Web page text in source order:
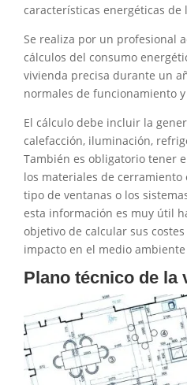
características energéticas de
Se realiza por un profesional
cálculos del consumo
vivienda precisa durante un
normales de funcionamiento
El cálculo debe incluir la
calefacción, iluminación,
También es obligatorio tener
los materiales de
tipo de ventanas o los
esta información es muy útil
objetivo de calcular sus
impacto en el medio
Plano técnico de la